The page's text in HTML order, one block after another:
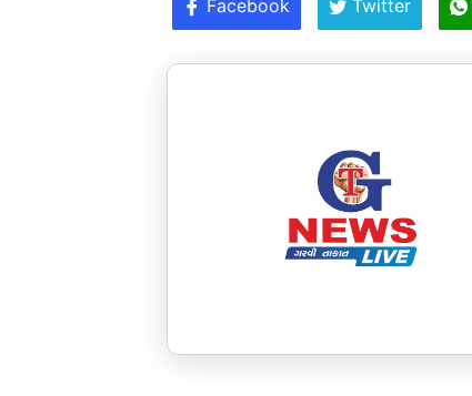
Facebook Twitter